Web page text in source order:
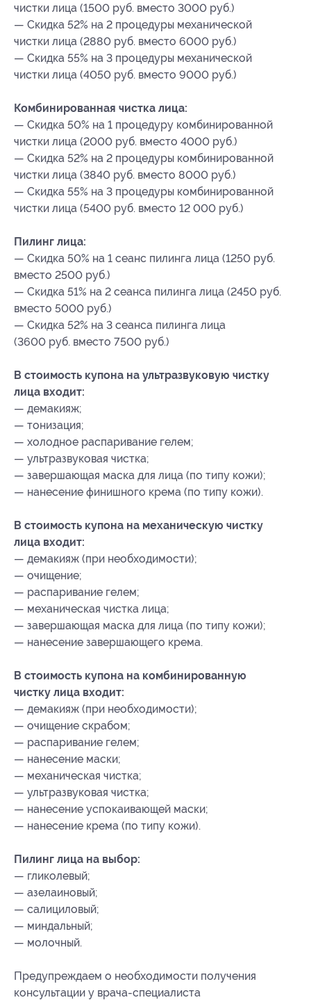
чистки лица (1500 руб. вместо 3000 руб.)
— Скидка 52% на 2 процедуры механической
чистки лица (2880 руб. вместо 6000 руб.)
— Скидка 55% на 3 процедуры механической
чистки лица (4050 руб. вместо 9000 руб.)
Комбинированная чистка лица:
— Скидка 50% на 1 процедуру комбинированной
чистки лица (2000 руб. вместо 4000 руб.)
— Скидка 52% на 2 процедуры комбинированной
чистки лица (3840 руб. вместо 8000 руб.)
— Скидка 55% на 3 процедуры комбинированной
чистки лица (5400 руб. вместо 12 000 руб.)
Пилинг лица:
— Скидка 50% на 1 сеанс пилинга лица (1250 руб.
вместо 2500 руб.)
— Скидка 51% на 2 сеанса пилинга лица (2450 руб.
вместо 5000 руб.)
— Скидка 52% на 3 сеанса пилинга лица
(3600 руб. вместо 7500 руб.)
В стоимость купона на ультразвуковую чистку
лица входит:
— демакияж;
— тонизация;
— холодное распаривание гелем;
— ультразвуковая чистка;
— завершающая маска для лица (по типу кожи);
— нанесение финишного крема (по типу кожи).
В стоимость купона на механическую чистку
лица входит:
— демакияж (при необходимости);
— очищение;
— распаривание гелем;
— механическая чистка лица;
— завершающая маска для лица (по типу кожи);
— нанесение завершающего крема.
В стоимость купона на комбинированную
чистку лица входит:
— демакияж (при необходимости);
— очищение скрабом;
— распаривание гелем;
— нанесение маски;
— механическая чистка;
— ультразвуковая чистка;
— нанесение успокаивающей маски;
— нанесение крема (по типу кожи).
Пилинг лица на выбор:
— гликолевый;
— азелаиновый;
— салициловый;
— миндальный;
— молочный.
Предупреждаем о необходимости получения
консультации у врача-специалиста